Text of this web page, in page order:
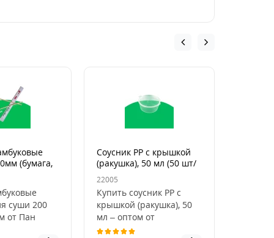
(бумага,
суши 200
от Пан
Соусник PP с крышкой
(ракушка), 50 мл (50 шт/
уп)
22005
Купить соусник PP с
крышкой (ракушка), 50
мл – оптом от
производителя.Одноразовый